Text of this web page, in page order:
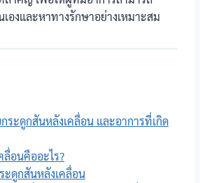
องและหาทางรักษาอย่างเหมาะสม
ระดูกสันหลังเคลื่อน และอาการที่เกิด
ลื่อนคืออะไร?
ะดูกสันหลังเคลื่อน